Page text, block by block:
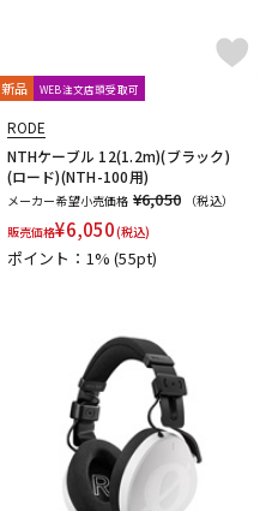
新品 WEB注文店頭受取可
RODE
NTHケーブル 12(1.2m)(ブラック)
(ロード)(NTH-100用)
メーカー希望小売価格 ¥6,050
（税込）
販売価格¥6,050(税込)
ポイント：1%(55pt)